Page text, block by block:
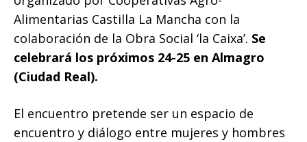
Alimentarias Castilla La Mancha con la
colaboración de la Obra Social ‘la Caixa’. Se
celebrará los próximos 24-25 en Almagro
(Ciudad Real).
El encuentro pretende ser un espacio de
encuentro y diálogo entre mujeres y hombres